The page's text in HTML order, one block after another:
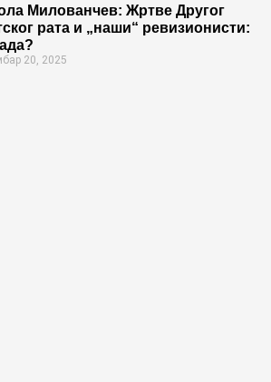
Милованчев: Жртве Другог
рата и „наши“ ревизионисти:
20, 2025